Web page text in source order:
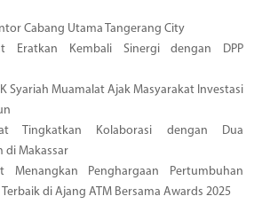
Cabang Utama Tangerang City
Eratkan Kembali Sinergi dengan DPP
Syariah Muamalat Ajak Masyarakat Investasi
Tingkatkan Kolaborasi dengan Dua
di Makassar
Menangkan Penghargaan Pertumbuhan
di Ajang ATM Bersama Awards 2025